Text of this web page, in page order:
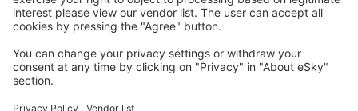
Planifica tu viaje
Vuelos baratos
Escapadas